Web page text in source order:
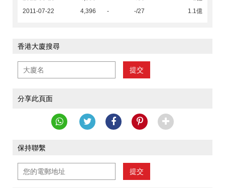
2011-07-22
4,396 - -/27 1.1億
香港大廈搜尋
提交
分享此頁面
保持聯繫
提交